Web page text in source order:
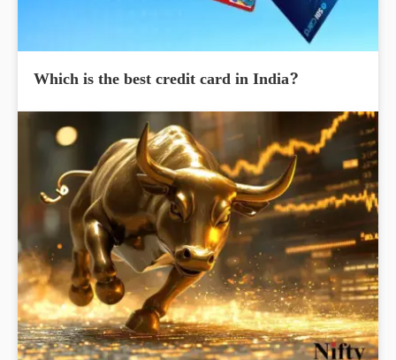
Which is the best credit card in India?